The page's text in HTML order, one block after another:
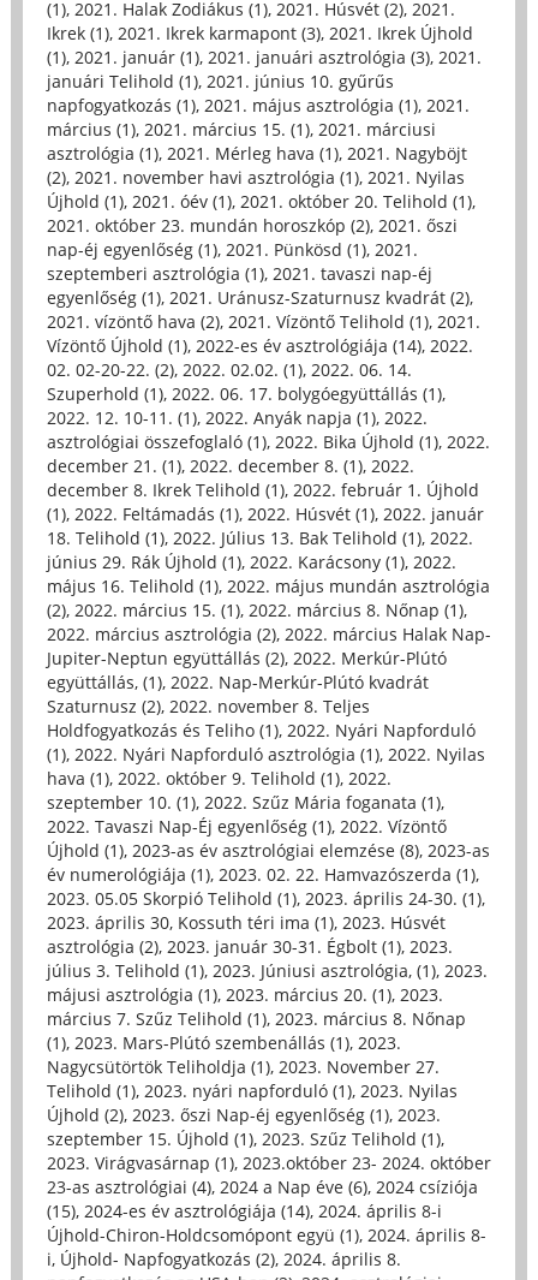
(1), 2021. Halak Zodiákus (1), 2021. Húsvét (2), 2021.
Ikrek (1), 2021. Ikrek karmapont (3), 2021. Ikrek Újhold
(1), 2021. január (1), 2021. januári asztrológia (3), 2021.
januári Telihold (1), 2021. június 10. gyűrűs
napfogyatkozás (1), 2021. május asztrológia (1), 2021.
március (1), 2021. március 15. (1), 2021. márciusi
asztrológia (1), 2021. Mérleg hava (1), 2021. Nagyböjt
(2), 2021. november havi asztrológia (1), 2021. Nyilas
Újhold (1), 2021. óév (1), 2021. október 20. Telihold (1),
2021. október 23. mundán horoszkóp (2), 2021. őszi
nap-éj egyenlőség (1), 2021. Pünkösd (1), 2021.
szeptemberi asztrológia (1), 2021. tavaszi nap-éj
egyenlőség (1), 2021. Uránusz-Szaturnusz kvadrát (2),
2021. vízöntő hava (2), 2021. Vízöntő Telihold (1), 2021.
Vízöntő Újhold (1), 2022-es év asztrológiája (14), 2022.
02. 02-20-22. (2), 2022. 02.02. (1), 2022. 06. 14.
Szuperhold (1), 2022. 06. 17. bolygóegyüttállás (1),
2022. 12. 10-11. (1), 2022. Anyák napja (1), 2022.
asztrológiai összefoglaló (1), 2022. Bika Újhold (1), 2022.
december 21. (1), 2022. december 8. (1), 2022.
december 8. Ikrek Telihold (1), 2022. február 1. Újhold
(1), 2022. Feltámadás (1), 2022. Húsvét (1), 2022. január
18. Telihold (1), 2022. Július 13. Bak Telihold (1), 2022.
június 29. Rák Újhold (1), 2022. Karácsony (1), 2022.
május 16. Telihold (1), 2022. május mundán asztrológia
(2), 2022. március 15. (1), 2022. március 8. Nőnap (1),
2022. március asztrológia (2), 2022. március Halak Nap-
Jupiter-Neptun együttállás (2), 2022. Merkúr-Plútó
együttállás, (1), 2022. Nap-Merkúr-Plútó kvadrát
Szaturnusz (2), 2022. november 8. Teljes
Holdfogyatkozás és Teliho (1), 2022. Nyári Napforduló
(1), 2022. Nyári Napforduló asztrológia (1), 2022. Nyilas
hava (1), 2022. október 9. Telihold (1), 2022.
szeptember 10. (1), 2022. Szűz Mária foganata (1),
2022. Tavaszi Nap-Éj egyenlőség (1), 2022. Vízöntő
Újhold (1), 2023-as év asztrológiai elemzése (8), 2023-as
év numerológiája (1), 2023. 02. 22. Hamvazószerda (1),
2023. 05.05 Skorpió Telihold (1), 2023. április 24-30. (1),
2023. április 30, Kossuth téri ima (1), 2023. Húsvét
asztrológia (2), 2023. január 30-31. Égbolt (1), 2023.
július 3. Telihold (1), 2023. Júniusi asztrológia, (1), 2023.
májusi asztrológia (1), 2023. március 20. (1), 2023.
március 7. Szűz Telihold (1), 2023. március 8. Nőnap
(1), 2023. Mars-Plútó szembenállás (1), 2023.
Nagycsütörtök Teliholdja (1), 2023. November 27.
Telihold (1), 2023. nyári napforduló (1), 2023. Nyilas
Újhold (2), 2023. őszi Nap-éj egyenlőség (1), 2023.
szeptember 15. Újhold (1), 2023. Szűz Telihold (1),
2023. Virágvasárnap (1), 2023.október 23- 2024. október
23-as asztrológiai (4), 2024 a Nap éve (6), 2024 csíziója
(15), 2024-es év asztrológiája (14), 2024. április 8-i
Újhold-Chiron-Holdcsomópont együ (1), 2024. április 8-
i, Újhold- Napfogyatkozás (2), 2024. április 8.